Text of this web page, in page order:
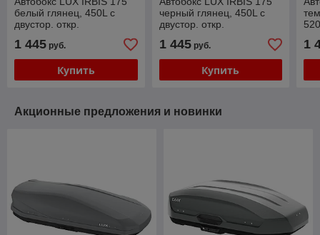
белый глянец, 450L с
двустор. откр.
1 445 руб.
Купить
черный глянец, 450L с
двустор. откр.
1 445руб.
Купить
1
Акционные предложения и новинки